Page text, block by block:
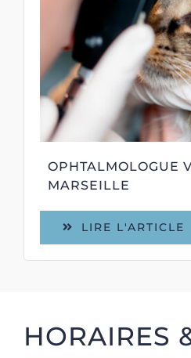
OPHTALMOLOGUE
MARSEILLE
LIRE L'ARTICLE
HORAIRES